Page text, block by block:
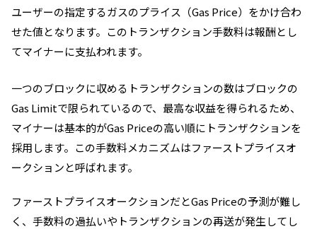
ユーザーの指定するガスのプライス（Gas Price）をかけ合わ
せた値となります。 このトランザクション手数料は報酬とし
てマイナーに支払われます。
一つのブロックに収めるトランザクションの数はブロックの
Gas Limitで限られているので、最高な収益を得られるため、
マイナーは基本的がGas Priceの高い順にトランザクションを
採用します。この手数料メカニズムはファーストプライスオ
ークションと呼ばれます。
ファーストプライスオークションだとGas Priceの予測が難し
く、手数料の過払いやトランザクションの再送が発生してし